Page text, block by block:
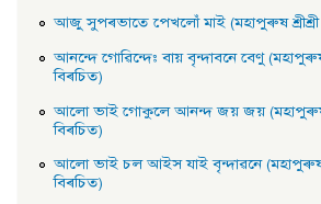
আজু সুপৰভাতে পেখলোঁ মাই (মহাপুৰুষ শ্ৰীশ্ৰী
আনন্দে গােৱিন্দেঃ বায় বৃন্দাবনে বেণু (মহাপুৰুষ
বিৰচিত)
আলাে ভাই গােকুলে আনন্দ জয় জয় (মহাপুৰুষ
বিৰচিত)
আলাে ভাই চল আইস যাই বৃন্দাৱনে (মহাপুৰুষ
বিৰচিত)